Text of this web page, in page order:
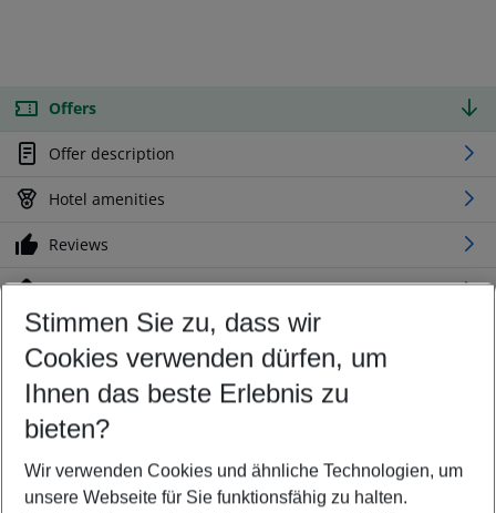
Offers
Offer description
Hotel amenities
Reviews
Location
Customize your offer
Find the perfect deal which suits your best
Your departure airport
Any airport
Select your date range
09/08/26–07/08/27 5-8 nights
Stimmen Sie zu, dass wir
Cookies verwenden dürfen, um
Ihnen das beste Erlebnis zu
bieten?
Wir verwenden Cookies und ähnliche Technologien, um
unsere Webseite für Sie funktionsfähig zu halten.